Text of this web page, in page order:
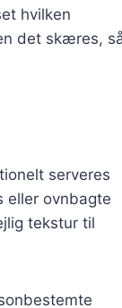
hvilken
det skæres,
serveres
eller ovnbagte
tekstur til